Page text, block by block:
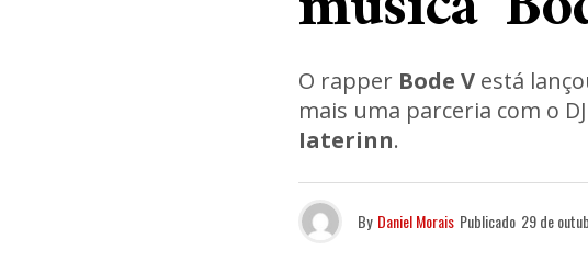
O rapper Bode V está
mais uma parceria com o
Iaterinn.
By Daniel Morais Publicado 29 de